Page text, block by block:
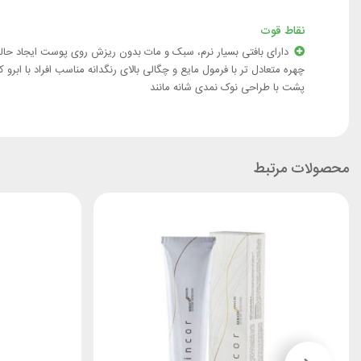
نقاط قوت
دارای بافتی بسیار نرم، سبک و مات بدون ریزش روی پوست ایجاد
چهره متعادل تر با فرمول مایع و چگالی بالای رنگدانه مناسب افراد با ابرو
پشت با طراحی نوک نمدی شانه مانند
محصولات مرتبط